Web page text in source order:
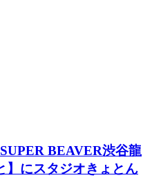
BEAVER渋谷龍
】にスタジオきょとん